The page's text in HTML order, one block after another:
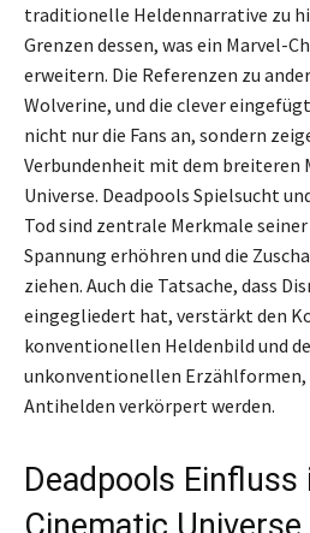
traditionelle Heldennarrative zu
Grenzen dessen, was ein Marvel-
erweitern. Die Referenzen zu
Wolverine, und die clever
nicht nur die Fans an, sondern
Verbundenheit mit dem breiteren
Universe. Deadpools Spielsucht
Tod sind zentrale Merkmale
Spannung erhöhren und die
ziehen. Auch die Tatsache, dass
eingegliedert hat, verstärkt den
konventionellen Heldenbild und
unkonventionellen Erzählformen,
Antihelden verkörpert werden.
Deadpools Einfluss
Cinematic Universe